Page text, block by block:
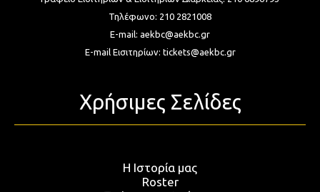
Τηλέφωνο: 210 2821008
E-mail: aekbc@aekbc.gr
E-mail Εισιτηρίων: tickets@aekbc.gr
Χρήσιμες Σελίδες
Η Ιστορία μας
Roster